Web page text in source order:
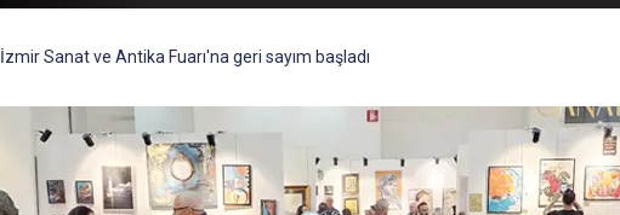
İzmir Sanat ve Antika Fuarı'na geri sayım başladı